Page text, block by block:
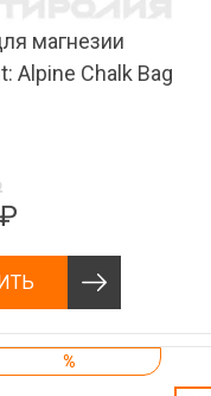
магнезии
Alpine Chalk Bag
%